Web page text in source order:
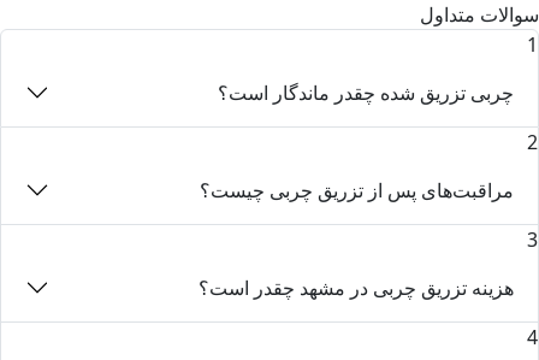
سوالات متداول
1
چربی تزریق شده چقدر ماندگار است؟
2
مراقبت‌های پس از تزریق چربی چیست؟
3
هزینه تزریق چربی در مشهد چقدر است؟
4